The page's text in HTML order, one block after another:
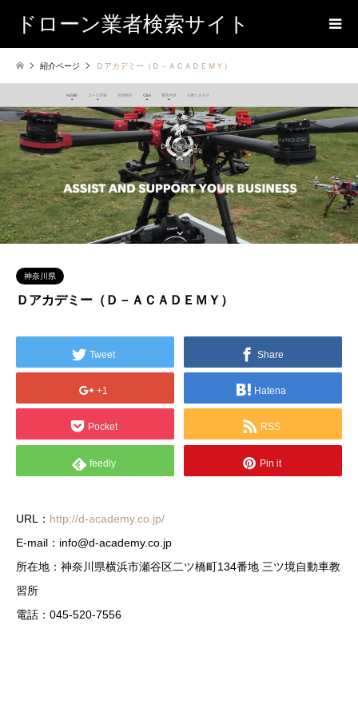
ドローン業者検索サイト
紹介ページ Ｄアカデミー（Ｄ－ＡＣＡＤＥＭＹ）
神奈川県
Ｄアカデミー（Ｄ－ＡＣＡＤＥＭＹ）
Tweet Share
+1 Hatena
Pocket RSS
feedly Pin it
URL： http://d-academy.co.jp/
E-mail：info@d-academy.co.jp
所在地：神奈川県横浜市瀬谷区二ツ橋町134番地 三ツ境自動車教
習所
電話：045-520-7556